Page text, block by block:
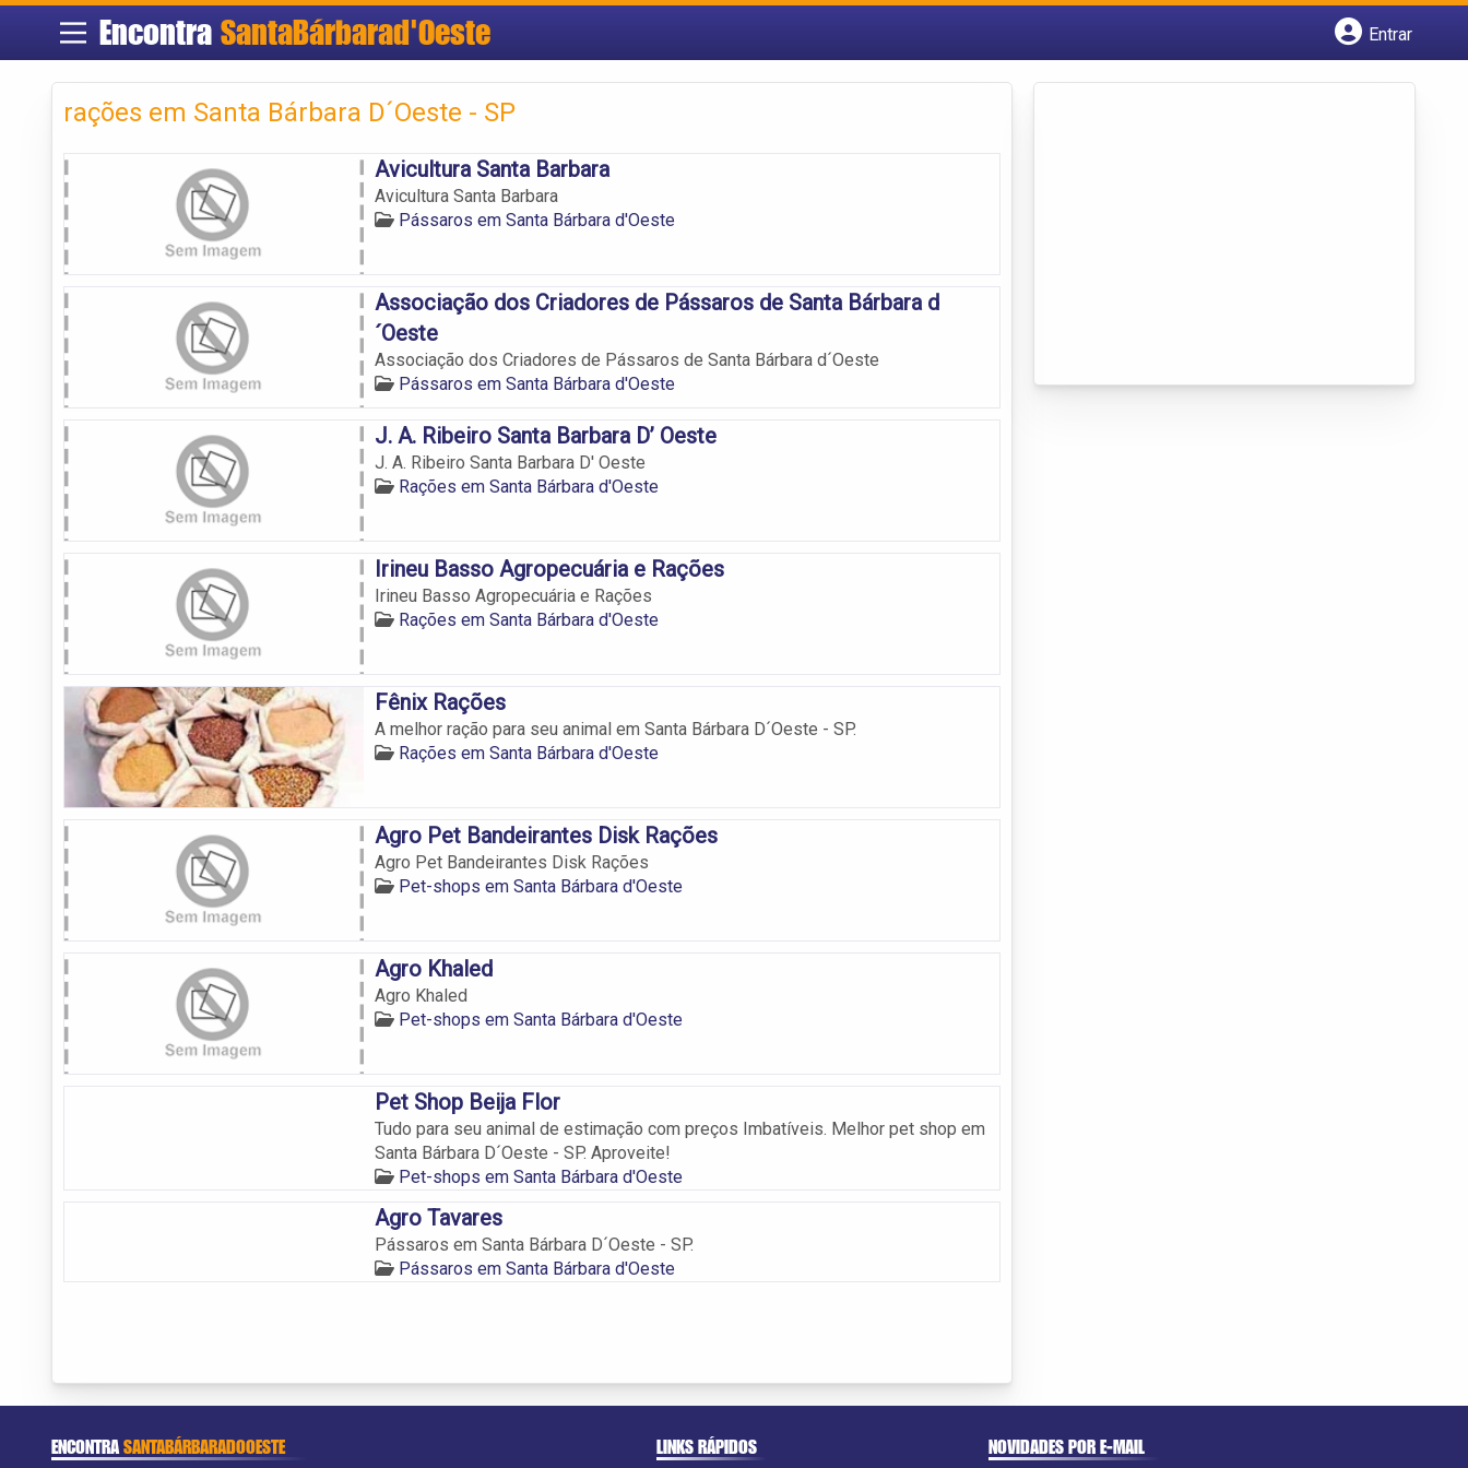
Encontra SantaBárbarad'Oeste
Entrar
rações em Santa Bárbara D´Oeste - SP
Avicultura Santa Barbara
Avicultura Santa Barbara
Pássaros em Santa Bárbara d'Oeste
Associação dos Criadores de Pássaros de Santa Bárbara d
´Oeste
Associação dos Criadores de Pássaros de Santa Bárbara d´Oeste
Pássaros em Santa Bárbara d'Oeste
J. A. Ribeiro Santa Barbara D’ Oeste
J. A. Ribeiro Santa Barbara D' Oeste
Rações em Santa Bárbara d'Oeste
Irineu Basso Agropecuária e Rações
Irineu Basso Agropecuária e Rações
Rações em Santa Bárbara d'Oeste
Fênix Rações
A melhor ração para seu animal em Santa Bárbara D´Oeste - SP.
Rações em Santa Bárbara d'Oeste
Agro Pet Bandeirantes Disk Rações
Agro Pet Bandeirantes Disk Rações
Pet-shops em Santa Bárbara d'Oeste
Agro Khaled
Agro Khaled
Pet-shops em Santa Bárbara d'Oeste
Pet Shop Beija Flor
Tudo para seu animal de estimação com preços Imbatíveis. Melhor pet shop em
Santa Bárbara D´Oeste - SP. Aproveite!
Pet-shops em Santa Bárbara d'Oeste
Agro Tavares
Pássaros em Santa Bárbara D´Oeste - SP.
Pássaros em Santa Bárbara d'Oeste
ENCONTRASANTABÁRBARADOOESTE LINKS RÁPIDOS NOVIDADES POR E-MAIL